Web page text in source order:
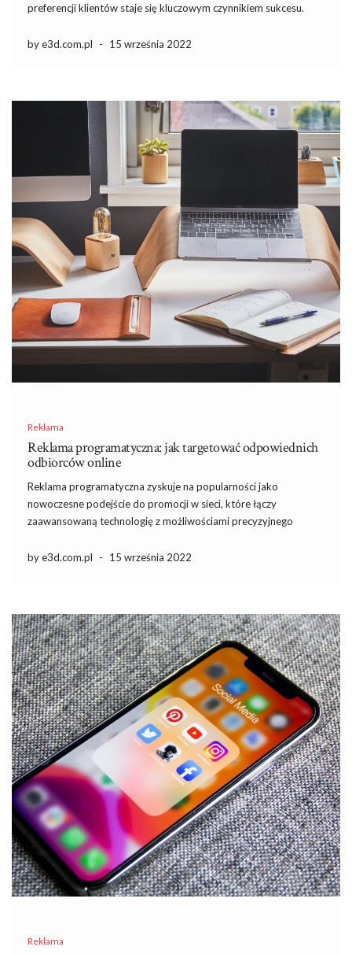
preferencji klientów staje się kluczowym czynnikiem sukcesu.
również poprawia doświadczenia użytkowników, co w
by e3d.com.pl - 15 września 2022
Reklama
Reklama programatyczna: jak targetować odpowiednich
odbiorców online
Reklama programatyczna zyskuje na popularności jako
nowoczesne podejście do promocji w sieci, które łączy
zaawansowaną technologię z możliwościami precyzyjnego
ogromne ilości danych, umiejętność efektywnego dotarcia do
by e3d.com.pl - 15 września 2022
Reklama